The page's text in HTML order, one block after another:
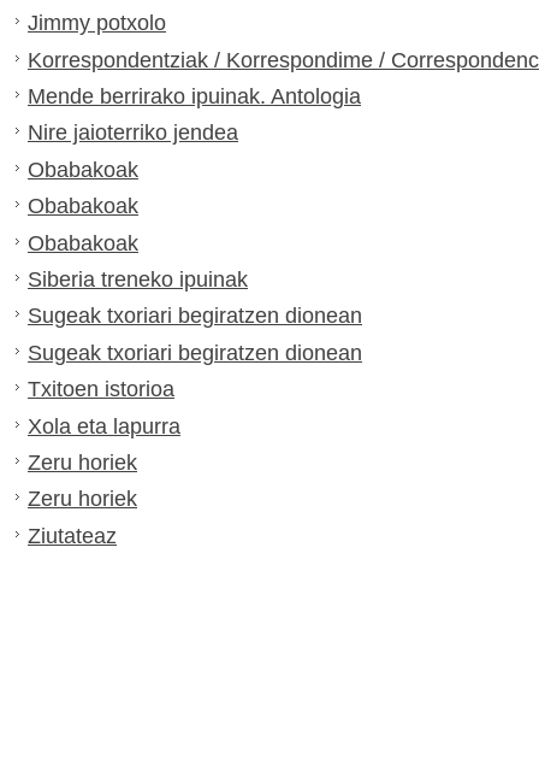
Jimmy potxolo
Korrespondentziak / Korrespondime /
Mende berrirako ipuinak. Antologia
Nire jaioterriko jendea
Obabakoak
Obabakoak
Obabakoak
Siberia treneko ipuinak
Sugeak txoriari begiratzen dionean
Sugeak txoriari begiratzen dionean
Txitoen istorioa
Xola eta lapurra
Zeru horiek
Zeru horiek
Ziutateaz